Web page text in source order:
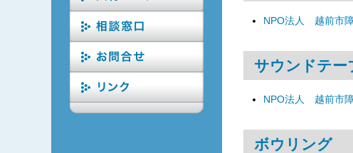
NPO法人 越前市
サウンドテー
NPO法人 越前市
ボウリング